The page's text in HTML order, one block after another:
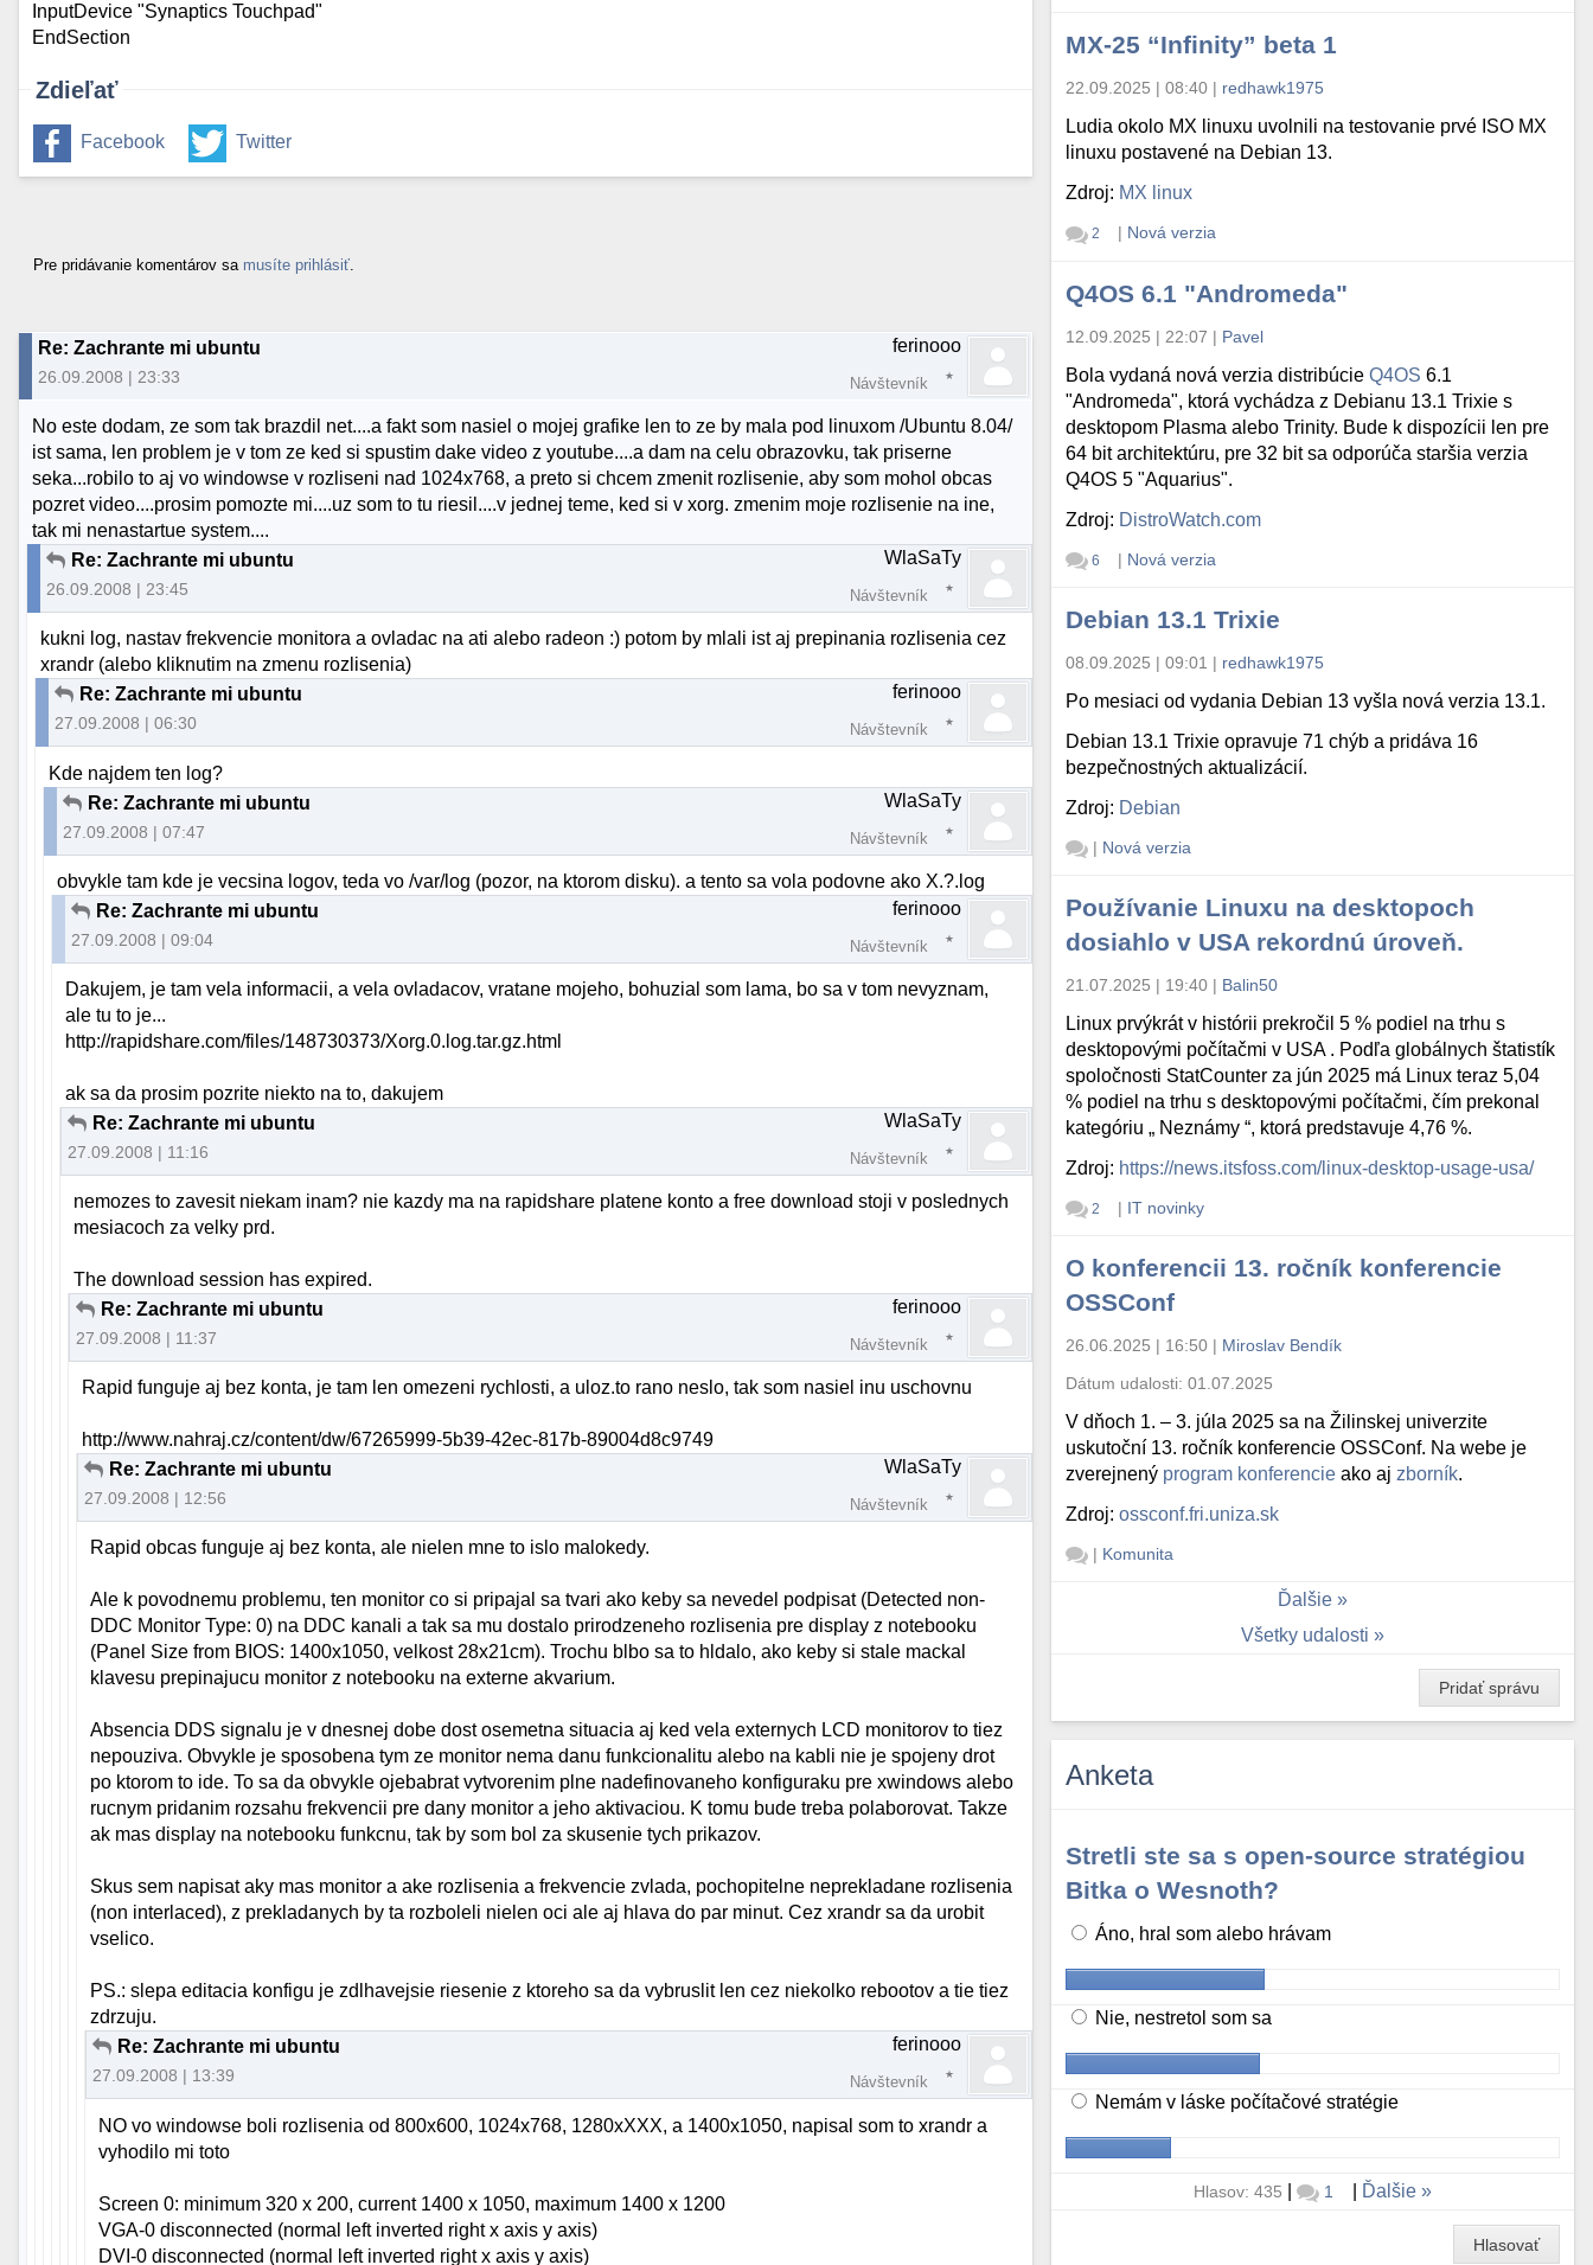
InputDevice "Synaptics Touchpad"
EndSection
Zdieľať
Facebook Twitter
Pre pridávanie komentárov sa musíte prihlásiť
Re: Zachrante mi ubuntu
26.09.2008 | 23:33
ferinooo
Návštevník
No este dodam, ze som tak brazdil net....a fakt som nasiel o mojej grafike len to ze by mala pod linuxom /Ubuntu 8.04/
ist sama, len problem je v tom ze ked si spustim dake video z youtube....a dam na celu obrazovku, tak priserne
seka...robilo to aj vo windowse v rozliseni nad 1024x768, a preto si chcem zmenit rozlisenie, aby som mohol obcas
pozret video....prosim pomozte mi....uz som to tu riesil....v jednej teme, ked si v xorg. zmenim moje rozlisenie na ine,
tak mi nenastartue system....
Re: Zachrante mi ubuntu
26.09.2008 | 23:45
WlaSaTy
Návštevník
kukni log, nastav frekvencie monitora a ovladac na ati alebo radeon :) potom by mlali ist aj prepinania rozlisenia cez
xrandr (alebo kliknutim na zmenu rozlisenia)
Re: Zachrante mi ubuntu
27.09.2008 | 06:30
ferinooo
Návštevník
Kde najdem ten log?
Re: Zachrante mi ubuntu
27.09.2008 | 07:47
WlaSaTy
Návštevník
obvykle tam kde je vecsina logov, teda vo /var/log (pozor, na ktorom disku). a tento sa vola podovne ako X.?.log
Re: Zachrante mi ubuntu
27.09.2008 | 09:04
ferinooo
Návštevník
Dakujem, je tam vela informacii, a vela ovladacov, vratane mojeho, bohuzial som lama, bo sa v tom nevyznam,
ale tu to je...
http://rapidshare.com/files/148730373/Xorg.0.log.tar.gz.html
ak sa da prosim pozrite niekto na to, dakujem
Re: Zachrante mi ubuntu
27.09.2008 | 11:16
WlaSaTy
Návštevník
nemozes to zavesit niekam inam? nie kazdy ma na rapidshare platene konto a free download stoji v poslednych
mesiacoch za velky prd.
The download session has expired.
Re: Zachrante mi ubuntu
27.09.2008 | 11:37
ferinooo
Návštevník
Rapid funguje aj bez konta, je tam len omezeni rychlosti, a uloz.to rano neslo, tak som nasiel inu uschovnu
http://www.nahraj.cz/content/dw/67265999-5b39-42ec-817b-89004d8c9749
Re: Zachrante mi ubuntu
27.09.2008 | 12:56
WlaSaTy
Návštevník
Rapid obcas funguje aj bez konta, ale nielen mne to islo malokedy.
Ale k povodnemu problemu, ten monitor co si pripajal sa tvari ako keby sa nevedel podpisat (Detected non-
DDC Monitor Type: 0) na DDC kanali a tak sa mu dostalo prirodzeneho rozlisenia pre display z notebooku
(Panel Size from BIOS: 1400x1050, velkost 28x21cm). Trochu blbo sa to hldalo, ako keby si stale mackal
klavesu prepinajucu monitor z notebooku na externe akvarium.
Absencia DDS signalu je v dnesnej dobe dost osemetna situacia aj ked vela externych LCD monitorov to tiez
nepouziva. Obvykle je sposobena tym ze monitor nema danu funkcionalitu alebo na kabli nie je spojeny drot
po ktorom to ide. To sa da obvykle ojebabrat vytvorenim plne nadefinovaneho konfiguraku pre xwindows alebo
rucnym pridanim rozsahu frekvencii pre dany monitor a jeho aktivaciou. K tomu bude treba polaborovat. Takze
ak mas display na notebooku funkcnu, tak by som bol za skusenie tych prikazov.
Skus sem napisat aky mas monitor a ake rozlisenia a frekvencie zvlada, pochopitelne neprekladane rozlisenia
(non interlaced), z prekladanych by ta rozboleli nielen oci ale aj hlava do par minut. Cez xrandr sa da urobit
vselico.
PS.: slepa editacia konfigu je zdlhavejsie riesenie z ktoreho sa da vybruslit len cez niekolko rebootov a tie tiez
zdrzuju.
Re: Zachrante mi ubuntu
27.09.2008 | 13:39
ferinooo
Návštevník
NO vo windowse boli rozlisenia od 800x600, 1024x768, 1280xXXX, a 1400x1050, napisal som to xrandr a
vyhodilo mi toto
Screen 0: minimum 320 x 200, current 1400 x 1050, maximum 1400 x 1200
VGA-0 disconnected (normal left inverted right x axis y axis)
DVI-0 disconnected (normal left inverted right x axis y axis)
MX-25 “Infinity” beta 1
22.09.2025 | 08:40 | redhawk1975
Ludia okolo MX linuxu uvolnili na testovanie prvé ISO MX
linuxu postavené na Debian 13.
Zdroj: MX linux
2 | Nová verzia
Q4OS 6.1 "Andromeda"
12.09.2025 | 22:07 | Pavel
Bola vydaná nová verzia distribúcieQ4OS 6.1
"Andromeda", ktorá vychádza z Debianu 13.1 Trixie s
desktopom Plasma alebo Trinity. Bude k dispozícii len pre
64 bit architektúru, pre 32 bit sa odporúča staršia verzia
Q4OS 5 "Aquarius".
Zdroj: DistroWatch.com
6 | Nová verzia
Debian 13.1 Trixie
08.09.2025 | 09:01 | redhawk1975
Po mesiaci od vydania Debian 13 vyšla nová verzia 13.1.
Debian 13.1 Trixie opravuje 71 chýb a pridáva 16
bezpečnostných aktualizácií.
Zdroj: Debian
| Nová verzia
Používanie Linuxu na desktopoch
dosiahlo v USA rekordnú úroveň.
21.07.2025 | 19:40 | Balin50
Linux prvýkrát v histórii prekročil 5 % podiel na trhu s
desktopovými počítačmi v USA . Podľa globálnych štatistík
spoločnosti StatCounter za jún 2025 má Linux teraz 5,04
% podiel na trhu s desktopovými počítačmi, čím prekonal
kategóriu „ Neznámy “, ktorá predstavuje 4,76 %.
Zdroj: https://news.itsfoss.com/linux-desktop-usage-usa/
2 | IT novinky
O konferencii 13. ročník konferencie
OSSConf
26.06.2025 | 16:50 | Miroslav Bendík
Dátum udalosti:01.07.2025
V dňoch 1. – 3. júla 2025 sa na Žilinskej univerzite
uskutoční 13. ročník konferencie OSSConf. Na webe je
zverejnený program konferencie ako aj zborník.
Zdroj:ossconf.fri.uniza.sk
| Komunita
Ďalšie
Všetky udalosti
Pridať správu
Anketa
Stretli ste sa s open-source stratégiou
Bitka o Wesnoth?
Áno, hral som alebo hrávam
Nie, nestretol som sa
Nemám v láske počítačové stratégie
Hlasov: 435 | 1 Ďalšie
Hlasovať